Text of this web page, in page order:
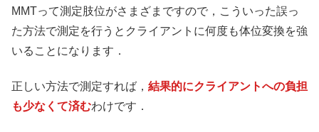
MMTって測定肢位がさまざまですので，こういった誤っ
た方法で測定を行うとクライアントに何度も体位変換を強
いることになります．
正しい方法で測定すれば， 結果的にクライアントへの負担
も少なくて済むわけです．